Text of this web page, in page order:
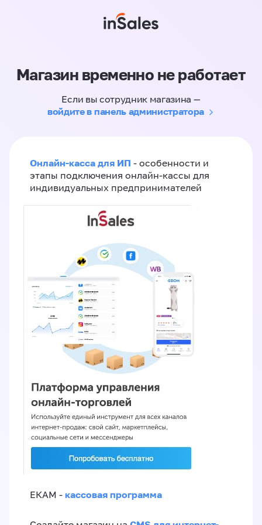
Магазин временно не работает
Если вы сотрудник магазина —
войдите в панель администратора
Онлайн-касса для ИП - особенности и
этапы подключения онлайн-кассы для
индивидуальных предпринимателей
ЕКАМ - кассовая программа